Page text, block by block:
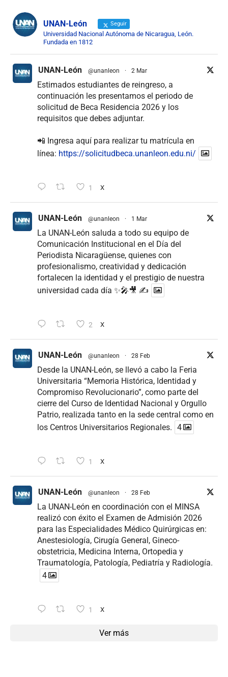
UNAN-León Seguir
Universidad Nacional Autónoma de Nicaragua, León.
Fundada en 1812
UNAN-León @unanleon · 2 Mar
Estimados estudiantes de reingreso, a
continuación les presentamos el periodo de
solicitud de Beca Residencia 2026 y los
requisitos que debes adjuntar.
📲 Ingresa aquí para realizar tu matrícula en
línea: https://solicitudbeca.unanleon.edu.ni/
1 X
UNAN-León @unanleon · 1 Mar
La UNAN-León saluda a todo su equipo de
Comunicación Institucional en el Día del
Periodista Nicaragüense, quienes con
profesionalismo, creatividad y dedicación
fortalecen la identidad y el prestigio de nuestra
universidad cada día ✨🎤🎥 ✍
2 X
UNAN-León @unanleon · 28 Feb
Desde la UNAN-León, se llevó a cabo la Feria
Universitaria “Memoria Histórica, Identidad y
Compromiso Revolucionario”, como parte del
cierre del Curso de Identidad Nacional y Orgullo
Patrio, realizada tanto en la sede central como en
los Centros Universitarios Regionales. 4
1 X
UNAN-León @unanleon · 28 Feb
La UNAN-León en coordinación con el MINSA
realizó con éxito el Examen de Admisión 2026
para las Especialidades Médico Quirúrgicas en:
Anestesiología, Cirugía General, Gineco-
obstetricia, Medicina Interna, Ortopedia y
Traumatología, Patología, Pediatría y Radiología.
4
1 X
Ver más